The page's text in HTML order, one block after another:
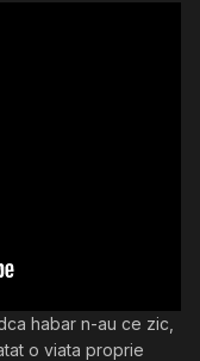
habar n-au ce zic,
o viata proprie